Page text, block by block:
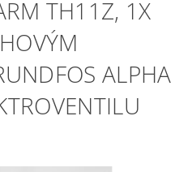
TH11Z, 1X
ALPHA